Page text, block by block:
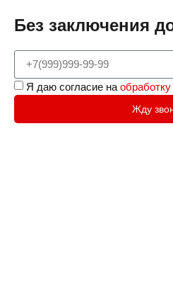
Без заключения
Я даю согласие на
Жду